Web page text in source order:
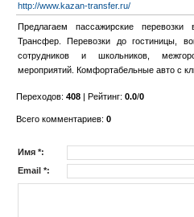
http://www.kazan-transfer.ru/
Предлагаем пассажирские
Трансфер. Перевозки до гостиницы,
сотрудников и школьников,
мероприятий. Комфортабельные авто с
Переходов: 408| Рейтинг: 0.0/0
Всего комментариев: 0
Имя *:
Email *: